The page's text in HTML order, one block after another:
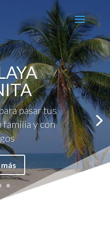
pasar tus
y con